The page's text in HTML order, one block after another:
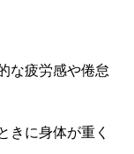
な疲労感や倦怠
きに身体が重く